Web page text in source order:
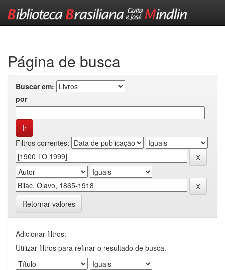
Página de busca
Buscar em:
por
Filtros correntes:
Retornar valores
Adicionar filtros:
Utilizar filtros para refinar o resultado de busca.